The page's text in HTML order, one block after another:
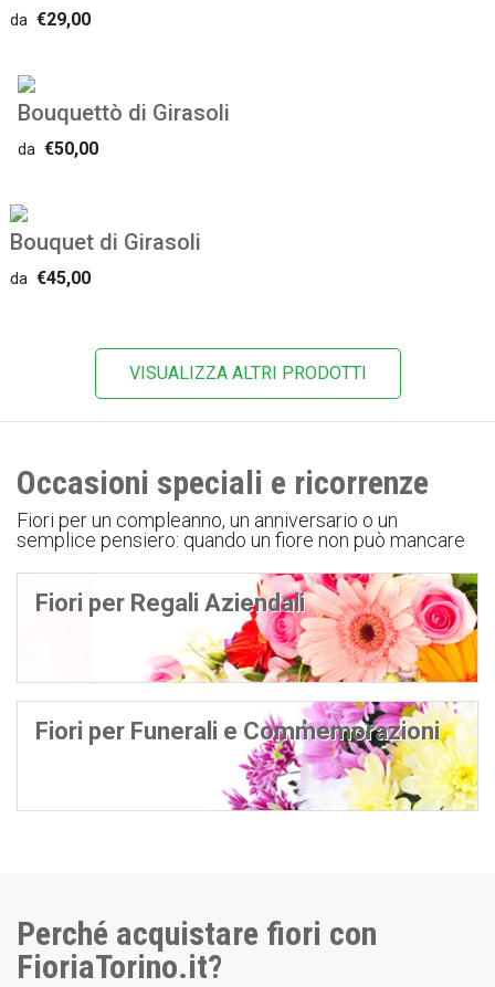
da€29,00
Bouquettò di Girasoli
da €50,00
Bouquet di Girasoli
da€45,00
VISUALIZZA ALTRI PRODOTTI
Occasioni speciali e ricorrenze
Fiori per un compleanno, un anniversario o un
semplice pensiero: quando un fiore non può mancare
Fiori per Regali Aziendali
Fiori per Funerali e Commemorazioni
Perché acquistare fiori con
FioriaTorino.it?